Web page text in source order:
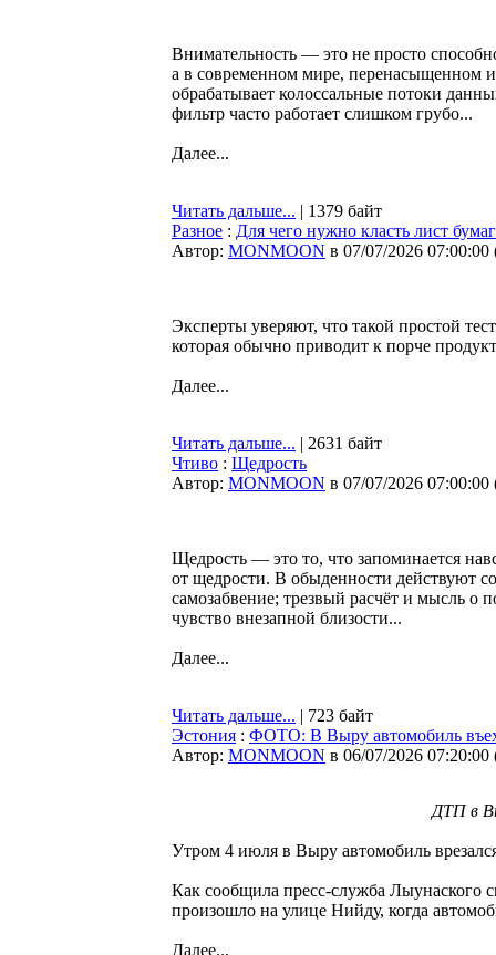
Внимательность — это не просто
а в современном мире, перенасыщенном
обрабатывает колоссальные потоки
фильтр часто работает слишком грубо...
Далее...
Читать дальше... | 1379 байт
Разное : Для чего нужно класть лист
Автор: MONMOON в 07/07/2026 07:00:00
Эксперты уверяют, что такой простой
которая обычно приводит к порче
Далее...
Читать дальше... | 2631 байт
Чтиво : Щедрость
Автор: MONMOON в 07/07/2026 07:00:00
Щедрость — это то, что запоминается
от щедрости. В обыденности действуют
самозабвение; трезвый расчёт и мысль о
чувство внезапной близости...
Далее...
Читать дальше... | 723 байт
Эстония : ФОТО: В Выру автомобиль
Автор: MONMOON в 06/07/2026 07:20:00
ДТП в
Утром 4 июля в Выру автомобиль
Как сообщила пресс-служба Лыунаского
произошло на улице Нийду, когда
Далее...